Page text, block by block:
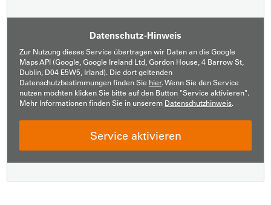
Datenschutz-Hinweis
Zur Nutzung dieses Service übertragen wir Daten an die Google
Maps API (Google, Google Ireland Ltd, Gordon House, 4 Barrow St,
Dublin, D04 E5W5, Irland). Die dort geltenden
Datenschutzbestimmungen finden Sie hier. Wenn Sie den Service
nutzen möchten klicken Sie bitte auf den Button "Service aktivieren".
Mehr Informationen finden Sie in unserem Datenschutzhinweis.
Service aktivieren